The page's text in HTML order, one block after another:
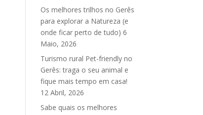
Os melhores trilhos no Gerês
para explorar a Natureza (e
onde ficar perto de tudo) 6
Maio, 2026
Turismo rural Pet-friendly no
Gerês: traga o seu animal e
fique mais tempo em casa!
12 Abril, 2026
Sabe quais os melhores